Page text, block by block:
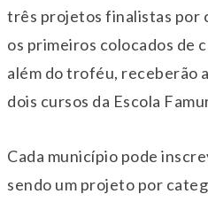
três projetos finalistas por
os primeiros colocados de
além do troféu, receberão
dois cursos da Escola
Cada município pode
sendo um projeto por